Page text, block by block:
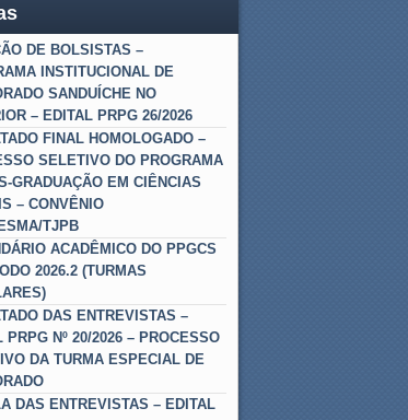
DE BOLSISTAS –
INSTITUCIONAL DE
SANDUÍCHE NO
– EDITAL PRPG 26/2026
FINAL HOMOLOGADO –
SELETIVO DO PROGRAMA
GRADUAÇÃO EM CIÊNCIAS
– CONVÊNIO
TJPB
ACADÊMICO DO PPGCS
2026.2 (TURMAS
DAS ENTREVISTAS –
PRPG Nº 20/2026 – PROCESSO
DA TURMA ESPECIAL DE
DAS ENTREVISTAS – EDITAL